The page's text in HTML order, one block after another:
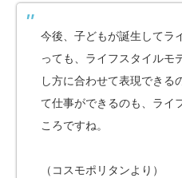
今後、子どもが誕生してラ
っても、ライフスタイルモ
し方に合わせて表現できる
て仕事ができるのも、ライ
ころですね。
（コスモポリタンより）